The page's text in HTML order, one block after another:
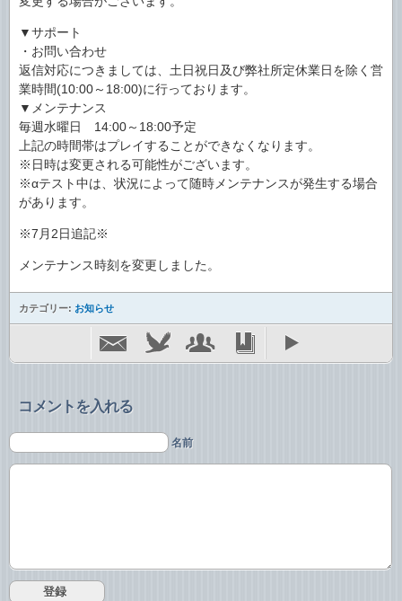
▼サポート
・お問い合わせ
返信対応につきましては、土日祝日及び弊社所定休業日を除く営
業時間(10:00～18:00)に行っております。
▼メンテナンス
毎週水曜日 14:00～18:00予定
上記の時間帯はプレイすることができなくなります。
※日時は変更される可能性がございます。
※αテスト中は、状況によって随時メンテナンスが発生する場合
があります。
※7月2日追記※
メンテナンス時刻を変更しました。
カテゴリー: お知らせ
コメントを入れる
名前